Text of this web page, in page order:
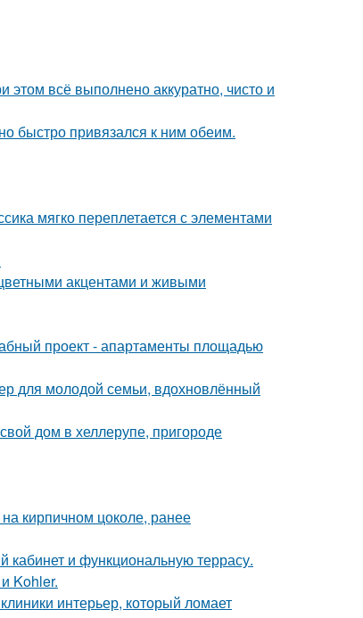
этом всё выполнено аккуратно, чисто и
быстро привязался к ним обеим.
мягко переплетается с элементами
акцентами и живыми
проект - апартаменты площадью
для молодой семьи, вдохновлённый
дом в хеллерупе, пригороде
кирпичном цоколе, ранее
кабинет и функциональную террасу.
Kohler.
интерьер, который ломает